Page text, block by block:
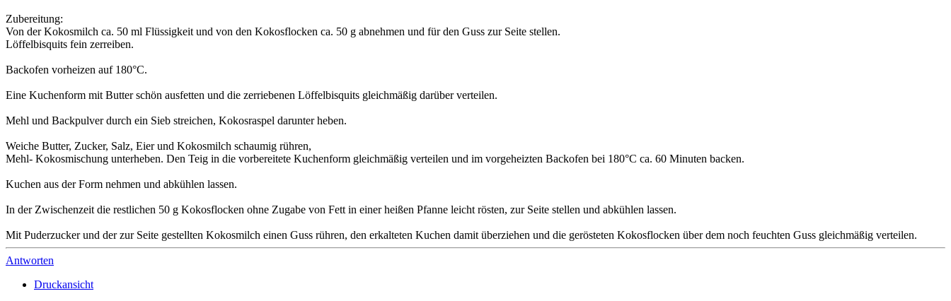
Zubereitung:
Von der Kokosmilch ca. 50 ml Flüssigkeit und von den Kokosflocken ca. 50 g abnehmen und für den Guss zur Seite stellen.
Löffelbisquits fein zerreiben.
Backofen vorheizen auf 180°C.
Eine Kuchenform mit Butter schön ausfetten und die zerriebenen Löffelbisquits gleichmäßig darüber verteilen.
Mehl und Backpulver durch ein Sieb streichen, Kokosraspel darunter heben.
Weiche Butter, Zucker, Salz, Eier und Kokosmilch schaumig rühren,
Mehl- Kokosmischung unterheben. Den Teig in die vorbereitete Kuchenform gleichmäßig verteilen und im vorgeheizten Backofen bei 180°C ca. 60 Minuten backen.
Kuchen aus der Form nehmen und abkühlen lassen.
In der Zwischenzeit die restlichen 50 g Kokosflocken ohne Zugabe von Fett in einer heißen Pfanne leicht rösten, zur Seite stellen und abkühlen lassen.
Mit Puderzucker und der zur Seite gestellten Kokosmilch einen Guss rühren, den erkalteten Kuchen damit überziehen und die gerösteten Kokosflocken über dem noch feuchten Guss gleichmäßig verteilen.
Antworten
Druckansicht